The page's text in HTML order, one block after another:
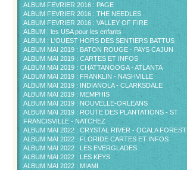
ALBUM FEVRIER 2016 : PAGE
ALBUM FEVRIER 2016 : THE NEEDLES
ALBUM FEVRIER 2016 : VALLEY OF FIRE
ALBUM : les USA pour les enfants
ALBUM : L'OUEST HORS DES SENTIERS BATTUS
ALBUM MAI 2019 : BATON ROUGE - PAYS CAJUN
ALBUM MAI 2019 : CARTES ET INFOS
ALBUM MAI 2019 : CHATTANOOGA - ATLANTA
ALBUM MAI 2019 : FRANKLIN - NASHVILLE
ALBUM MAI 2019 : INDIANOLA - CLARKSDALE
ALBUM MAI 2019 : MEMPHIS
ALBUM MAI 2019 : NOUVELLE-ORLEANS
ALBUM MAI 2019 : ROUTE DES PLANTATIONS - ST
FRANCISVILLE - NATCHEZ
ALBUM MAI 2022 : CRYSTAL RIVER - OCALA FOREST
ALBUM MAI 2022 : FLORIDE CARTES ET INFOS
ALBUM MAI 2022 : LES EVERGLADES
ALBUM MAI 2022 : LES KEYS
ALBUM MAI 2022 : MIAMI